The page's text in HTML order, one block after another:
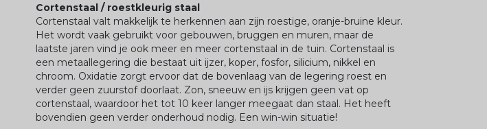
Cortenstaal / roestkleurig staal
Cortenstaal valt makkelijk te herkennen aan zijn roestige, oranje-bruine kleur.
Het wordt vaak gebruikt voor gebouwen, bruggen en muren, maar de
laatste jaren vind je ook meer en meer cortenstaal in de tuin. Cortenstaal is
een metaallegering die bestaat uit ijzer, koper, fosfor, silicium, nikkel en
chroom. Oxidatie zorgt ervoor dat de bovenlaag van de legering roest en
verder geen zuurstof doorlaat. Zon, sneeuw en ijs krijgen geen vat op
cortenstaal, waardoor het tot 10 keer langer meegaat dan staal. Het heeft
bovendien geen verder onderhoud nodig. Een win-win situatie!